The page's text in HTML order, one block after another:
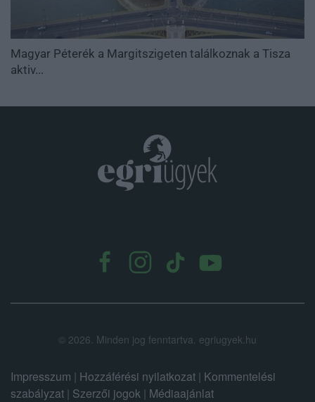
Magyar Péterék a Margitszigeten találkoznak a Tisza
aktiv...
© 2026. Minden jog fenntartva. egriugyek.hu
Impresszum | Hozzáférési nyilatkozat | Kommentelési
szabályzat | Szerzői jogok | Médiaajánlat